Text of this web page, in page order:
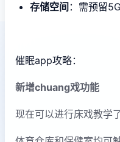
​存储空间​ ：需预留
催眠app攻略：
新增chuang戏功能
现在可以进行床戏教学